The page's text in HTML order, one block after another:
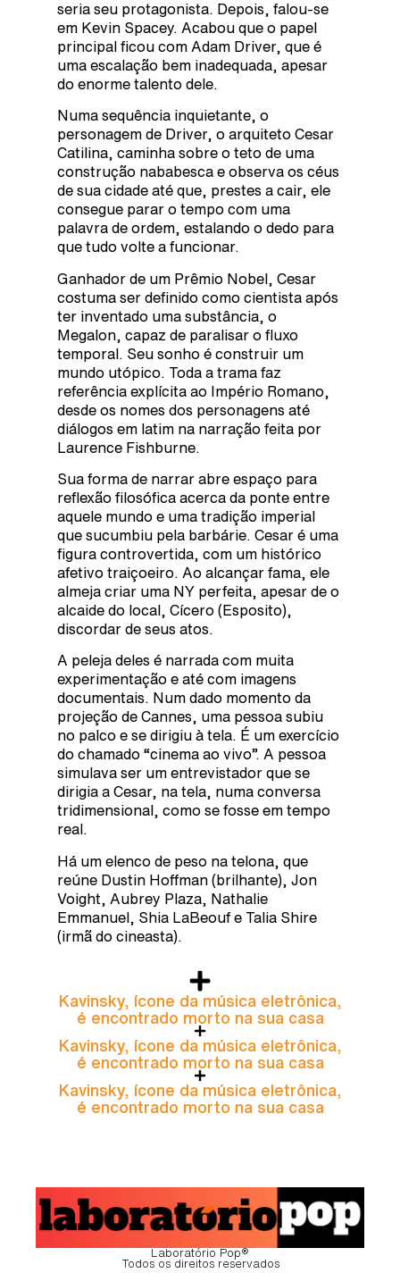
seria seu protagonista. Depois, falou-se
em Kevin Spacey. Acabou que o papel
principal ficou com Adam Driver, que é
uma escalação bem inadequada, apesar
do enorme talento dele.
Numa sequência inquietante, o
personagem de Driver, o arquiteto Cesar
Catilina, caminha sobre o teto de uma
construção nababesca e observa os céus
de sua cidade até que, prestes a cair, ele
consegue parar o tempo com uma
palavra de ordem, estalando o dedo para
que tudo volte a funcionar.
Ganhador de um Prêmio Nobel, Cesar
costuma ser definido como cientista após
ter inventado uma substância, o
Megalon, capaz de paralisar o fluxo
temporal. Seu sonho é construir um
mundo utópico. Toda a trama faz
referência explícita ao Império Romano,
desde os nomes dos personagens até
diálogos em latim na narração feita por
Laurence Fishburne.
Sua forma de narrar abre espaço para
reflexão filosófica acerca da ponte entre
aquele mundo e uma tradição imperial
que sucumbiu pela barbárie. Cesar é uma
figura controvertida, com um histórico
afetivo traiçoeiro. Ao alcançar fama, ele
almeja criar uma NY perfeita, apesar de o
alcaide do local, Cícero (Esposito),
discordar de seus atos.
A peleja deles é narrada com muita
experimentação e até com imagens
documentais. Num dado momento da
projeção de Cannes, uma pessoa subiu
no palco e se dirigiu à tela. É um exercício
do chamado “cinema ao vivo”. A pessoa
simulava ser um entrevistador que se
dirigia a Cesar, na tela, numa conversa
tridimensional, como se fosse em tempo
real.
Há um elenco de peso na telona, que
reúne Dustin Hoffman (brilhante), Jon
Voight, Aubrey Plaza, Nathalie
Emmanuel, Shia LaBeouf e Talia Shire
(irmã do cineasta).
Kavinsky, ícone da música eletrônica,
é encontrado morto na sua casa
Kavinsky, ícone da música eletrônica,
é encontrado morto na sua casa
Kavinsky, ícone da música eletrônica,
é encontrado morto na sua casa
Laboratório Pop®
Todos os direitos reservados